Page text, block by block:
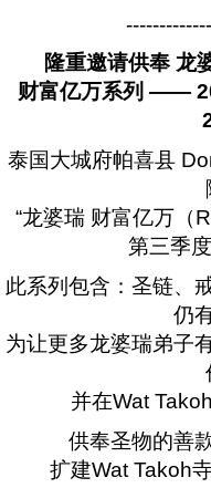
隆重邀请供奉 龙
财富亿万系列 ——
泰国大城府帕喜县
“龙婆瑞 财富亿万（
第三季
此系列包含：圣链、
仍
为让更多龙婆瑞弟子
并在Wat
供奉圣物的善
扩建Wat Takoh